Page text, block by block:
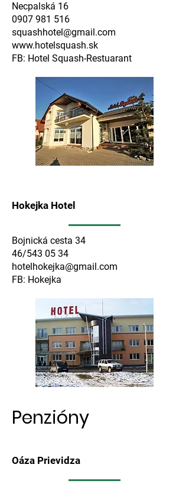
Necpalská 16
0907 981 516
squashhotel@gmail.com
www.hotelsquash.sk
FB: Hotel Squash-Restuarant
Hokejka Hotel
Bojnická cesta 34
46/543 05 34
hotelhokejka@gmail.com
FB: Hokejka
Penzióny
Oáza Prievidza